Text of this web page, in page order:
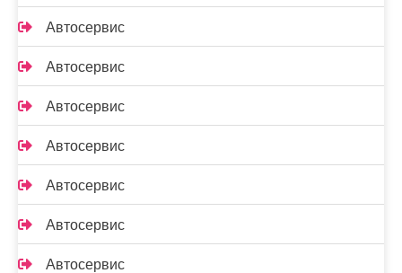
Автосервис
Автосервис
Автосервис
Автосервис
Автосервис
Автосервис
Автосервис